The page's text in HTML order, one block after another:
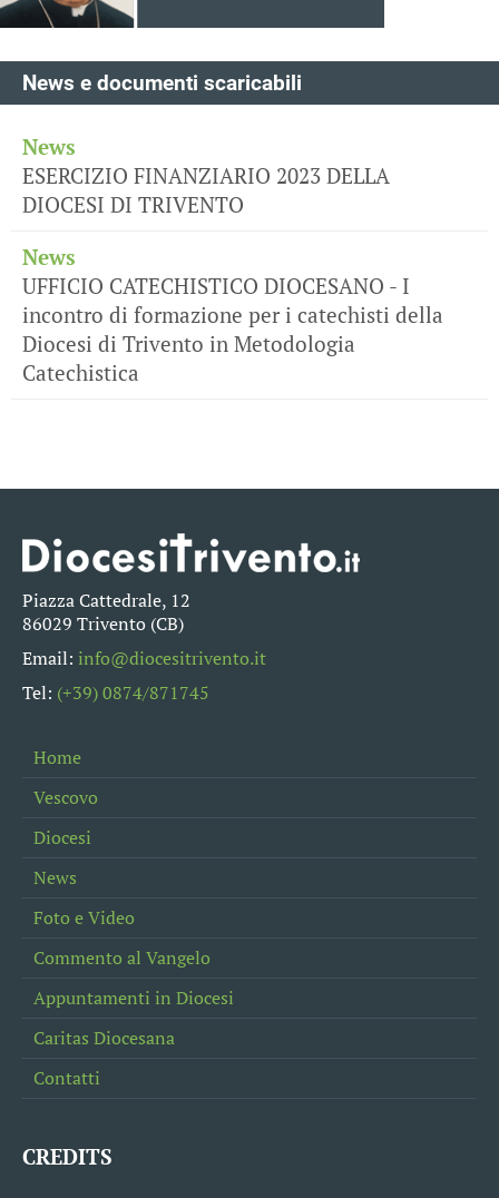
News e documenti scaricabili
News
ESERCIZIO FINANZIARIO 2023 DELLA
DIOCESI DI TRIVENTO
News
UFFICIO CATECHISTICO DIOCESANO - I
incontro di formazione per i catechisti della
Diocesi di Trivento in Metodologia
Catechistica
Piazza Cattedrale, 12
86029 Trivento (CB)
Email: info@diocesitrivento.it
Tel: (+39) 0874/871745
Home
Vescovo
Diocesi
News
Foto e Video
Commento al Vangelo
Appuntamenti in Diocesi
Caritas Diocesana
Contatti
CREDITS